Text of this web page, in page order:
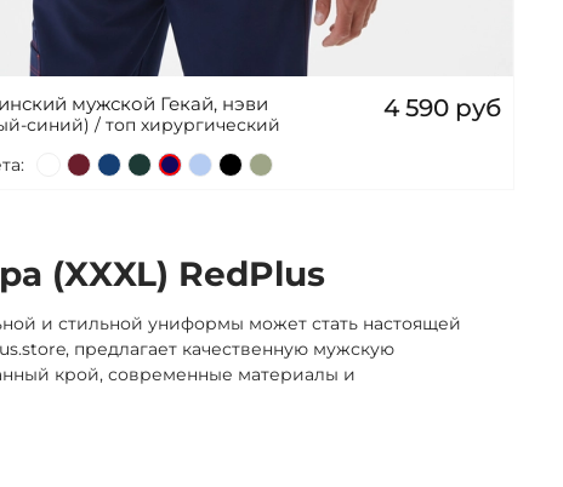
мужской Гекай, нэви
синий) / топ хирургический
4 590 руб
(XXXL) RedPlus
и стильной униформы может стать настоящей
предлагает качественную мужскую
крой, современные материалы и